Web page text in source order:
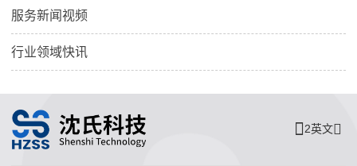
服务新闻视频
行业领域快讯
2英文